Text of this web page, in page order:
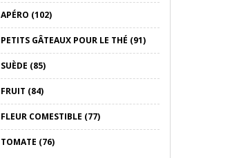
APÉRO (102)
PETITS GÂTEAUX POUR LE THÉ (91)
SUÈDE (85)
FRUIT (84)
FLEUR COMESTIBLE (77)
TOMATE (76)